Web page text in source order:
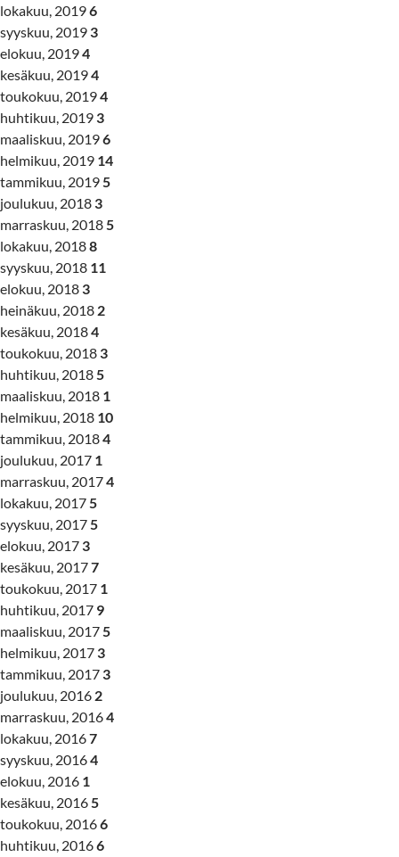
lokakuu, 20196
syyskuu, 2019 3
elokuu, 20194
kesäkuu, 20194
toukokuu, 20194
huhtikuu, 2019 3
maaliskuu, 20196
helmikuu, 2019 14
tammikuu, 2019 5
joulukuu, 2018 3
marraskuu, 2018 5
lokakuu, 20188
syyskuu, 2018 11
elokuu, 2018 3
heinäkuu, 2018 2
kesäkuu, 20184
toukokuu, 2018 3
huhtikuu, 2018 5
maaliskuu, 2018 1
helmikuu, 2018 10
tammikuu, 20184
joulukuu, 2017 1
marraskuu, 20174
lokakuu, 2017 5
syyskuu, 2017 5
elokuu, 2017 3
kesäkuu, 20177
toukokuu, 2017 1
huhtikuu, 2017 9
maaliskuu, 2017 5
helmikuu, 2017 3
tammikuu, 2017 3
joulukuu, 2016 2
marraskuu, 20164
lokakuu, 20167
syyskuu, 20164
elokuu, 2016 1
kesäkuu, 2016 5
toukokuu, 20166
huhtikuu, 20166